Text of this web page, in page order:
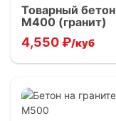
Товарный бетон
М400 (гранит)
4,550₽/куб